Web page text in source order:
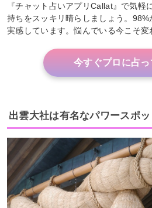
『チャット占いアプリCallat』で気軽
持ちをスッキリ晴らしましょう。98%
実感しています。悩んでいる今こそ変
今すぐプロに占っ
出雲大社は有名なパワースポッ